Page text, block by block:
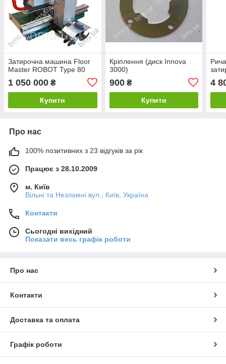
Затирочна машина Floor
Master ROBOT Type 80
1 050 000 ₴
Купити
Кріплення (диск Innova
3000)
900₴
Купити
4
Про нас
100% позитивних з 23 відгуків за рік
Працює з 28.10.2009
м. Київ
Вільні та Незламні вул., Київ, Україна
Контакти
Сьогодні вихідний
Показати весь графік роботи
Про нас
Контакти
Доставка та оплата
Графік роботи